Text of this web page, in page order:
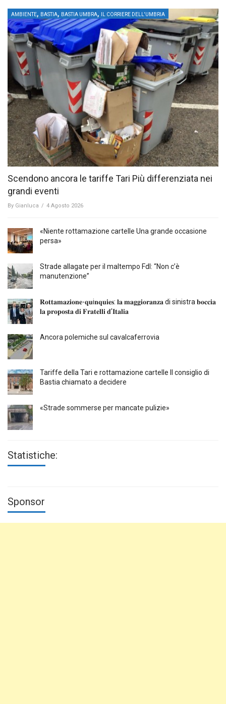
AMBIENTE, BASTIA, BASTIA UMBRA, IL CORRIERE DELL'UMBRIA
Scendono ancora le tariffe Tari Più differenziata nei
grandi eventi
By Gianluca / 4 Agosto 2026
«Niente rottamazione cartelle Una grande occasione
persa»
Strade allagate per il maltempo FdI: “Non c’è
manutenzione”
𝐑𝐨𝐭𝐭𝐚𝐦𝐚𝐳𝐢𝐨𝐧𝐞-𝐪𝐮i𝐧𝐪𝐮𝐢𝐞𝐬: 𝐥𝐚 𝐦𝐚𝐠𝐠𝐢𝐨𝐫𝐚𝐧𝐳𝐚 di sinistra 𝐛𝐨𝐜𝐜𝐢𝐚
𝐥𝐚 𝐩𝐫𝐨𝐩𝐨𝐬𝐭𝐚 𝐝𝐢 𝐅𝐫𝐚𝐭𝐞𝐥𝐥𝐢 𝐝’𝐈𝐭𝐚𝐥𝐢𝐚
Ancora polemiche sul cavalcaferrovia
Tariffe della Tari e rottamazione cartelle Il consiglio di
Bastia chiamato a decidere
«Strade sommerse per mancate pulizie»
Statistiche:
Sponsor